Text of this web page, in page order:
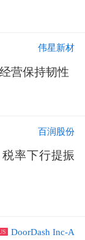
伟星新材
营保持韧性
百润股份
率下行提振
DoorDash Inc-A